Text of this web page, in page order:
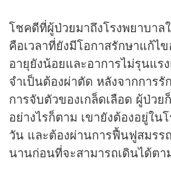
โชคดีที่ผู้ป่วยมาถึงโรงพยาบาล
คือเวลาที่ยังมีโอกาสรักษาแก้ไ
อายุยังน้อยและอาการไม่รุนแร
จำเป็นต้องผ่าตัด หลังจากการ
การจับตัวของเกล็ดเลือด ผู้ป่ว
อย่างไรก็ตาม เขายังต้องอยู่ใน
วัน และต้องผ่านการฟื้นฟูสมรร
นานก่อนที่จะสามารถเดินได้ตา